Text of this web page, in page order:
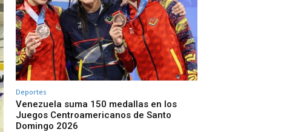
Deportes
Venezuela suma 150 medallas en los
Juegos Centroamericanos de Santo
Domingo 2026